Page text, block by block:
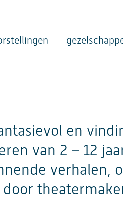
en
van 2 – 12
verhalen,